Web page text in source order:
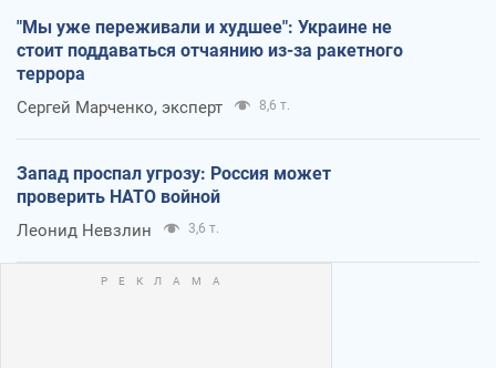
"Мы уже переживали и худшее": Украине не
стоит поддаваться отчаянию из-за ракетного
террора
Сергей Марченко, эксперт 8,6 т.
Запад проспал угрозу: Россия может
проверить НАТО войной
Леонид Невзлин 3,6 т.